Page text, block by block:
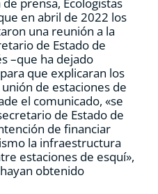
prensa, Ecologistas
en abril de 2022 los
una reunión a la
de Estado de
–que ha dejado
que explicaran los
de estaciones de
el comunicado, «se
de Estado de
de financiar
la infraestructura
estaciones de esquí»,
obtenido